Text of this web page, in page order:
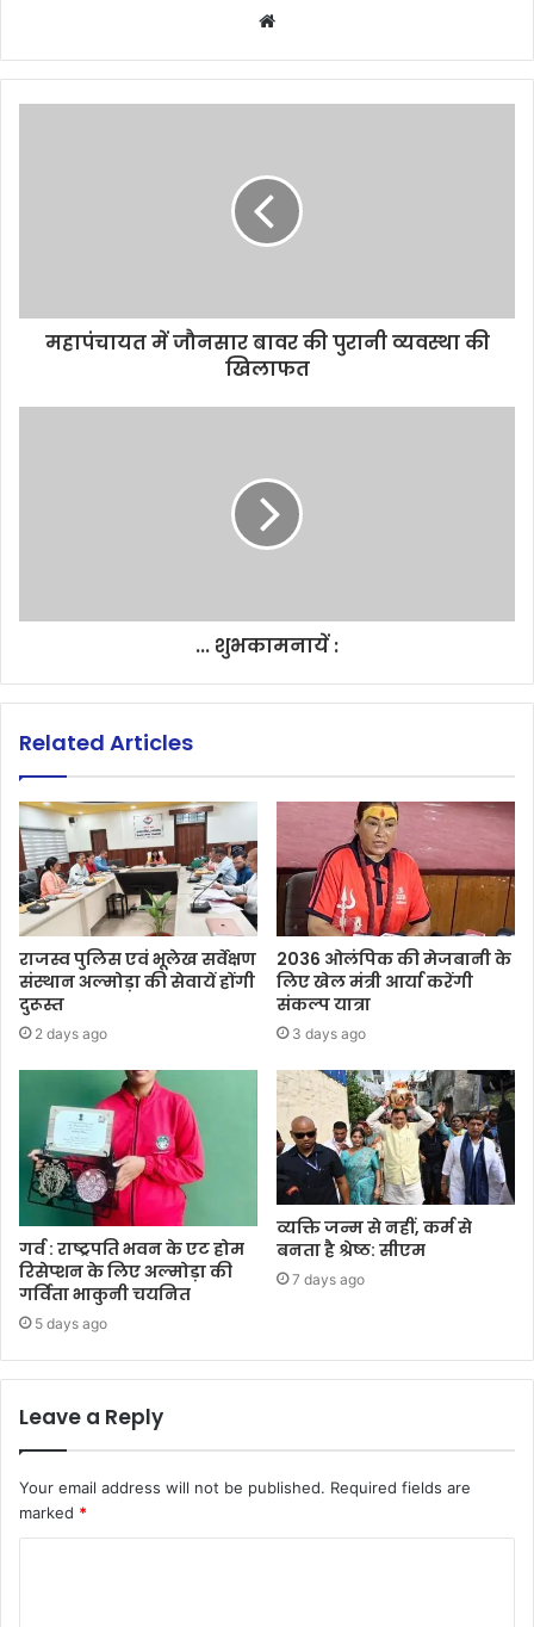
Website
महापंचायत में जौनसार बावर की पुरानी व्यवस्था की
खिलाफत
... शुभकामनायें :
Related Articles
राजस्व पुलिस एवं भूलेख सर्वेक्षण
संस्थान अल्मोड़ा की सेवायें होंगी
दुरूस्त
2 days ago
2036 ओलंपिक की मेजबानी के
लिए खेल मंत्री आर्या करेंगी
संकल्प यात्रा
3 days ago
गर्व : राष्ट्रपति भवन के एट होम
रिसेप्शन के लिए अल्मोड़ा की
गर्विता भाकुनी चयनित
5 days ago
व्यक्ति जन्म से नहीं, कर्म से
बनता है श्रेष्ठ: सीएम
7 days ago
Leave a Reply
Your email address will not be published. Required fields are
marked *